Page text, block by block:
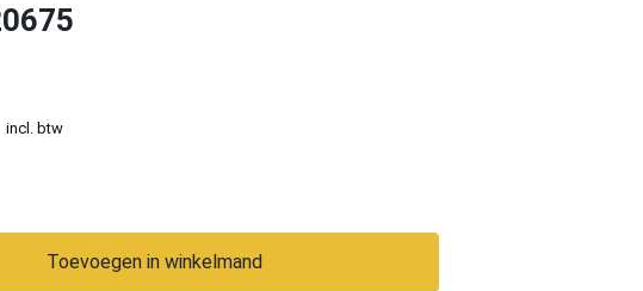
incl. btw
Toevoegen in winkelmand